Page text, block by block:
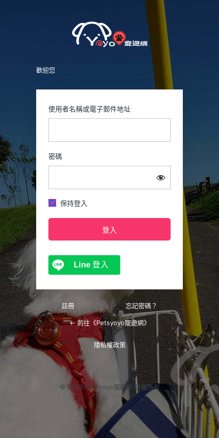
歡迎您
使用者名稱或電子郵件地址
密碼
保持登入
Line 登入
註冊 忘記密碼？
← 前往《Petsyoyo寵遊網》
隱私權政策
© 2026 Petsyoyo寵遊網 版權所有